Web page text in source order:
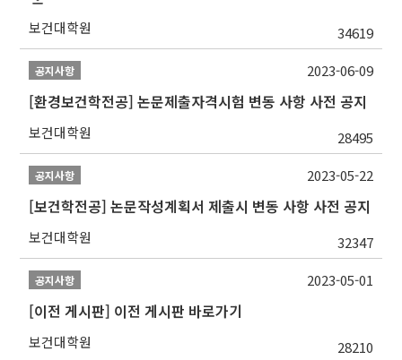
보건대학원 34619
공지사항
[환경보건학전공] 논문제출자격시험 변동 사항 사전 공지
보건대학원 28495
2023-06-09
공지사항
[보건학전공] 논문작성계획서 제출시 변동 사항 사전 공지
보건대학원 32347
2023-05-22
공지사항
[이전 게시판] 이전 게시판 바로가기
보건대학원 28210
2023-05-01